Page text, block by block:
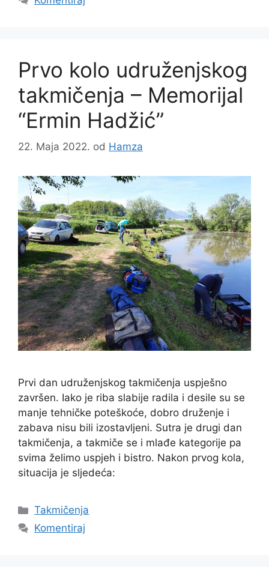
Prvo kolo udruženjskog
takmičenja – Memorijal
“Ermin Hadžić”
22. Maja 2022. od Hamza
Prvi dan udruženjskog takmičenja uspješno
završen. Iako je riba slabije radila i desile su se
manje tehničke poteškoće, dobro druženje i
zabava nisu bili izostavljeni. Sutra je drugi dan
takmičenja, a takmiče se i mlađe kategorije pa
svima želimo uspjeh i bistro. Nakon prvog kola,
situacija je sljedeća:
Takmičenja
Komentiraj